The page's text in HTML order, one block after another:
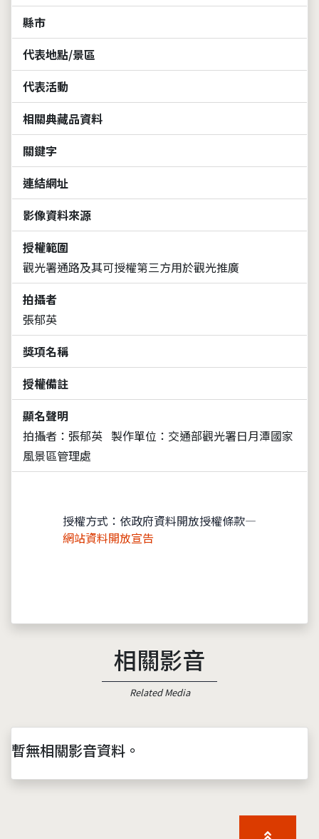
縣市
代表地點/景區
代表活動
相關典藏品資料
關鍵字
連結網址
影像資料來源
授權範圍
觀光署通路及其可授權第三方用於觀光推廣
拍攝者
張郁英
獎項名稱
授權備註
顯名聲明
拍攝者：張郁英 製作單位：交通部觀光署日月潭國家
風景區管理處
授權方式：依政府資料開放授權條款—
網站資料開放宣告
相關影音
Related Media
暫無相關影音資料。